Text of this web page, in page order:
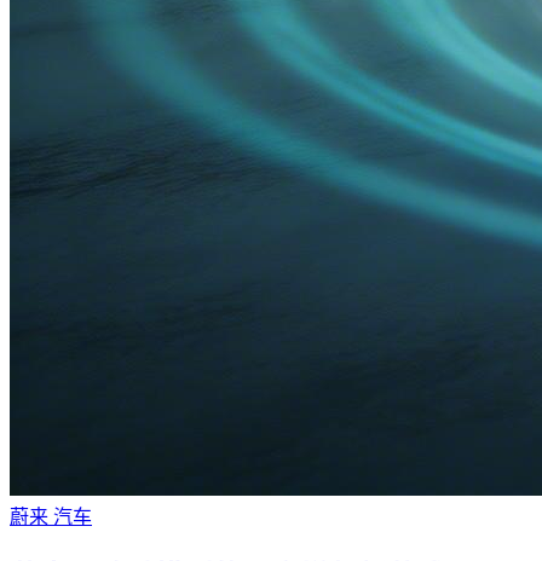
蔚来 汽车